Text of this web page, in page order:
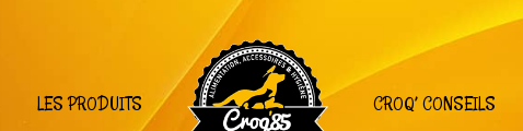
LES PRODUITS CROQ’ CONSEILS